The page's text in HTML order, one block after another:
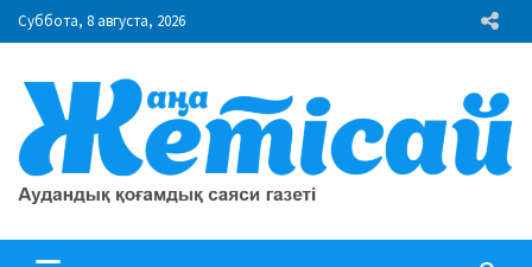
Skip
to
Суббота, 8 августа, 2026
"Жаңа Жетісай" газеті